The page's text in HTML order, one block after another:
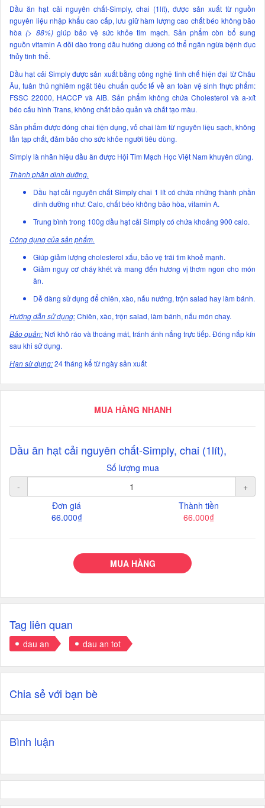
Dầu ăn hạt cải nguyên chất-Simply, chai (1lít), được sản xuất từ nguồn
nguyên liệu nhập khẩu cao cấp, lưu giữ hàm lượng cao chất béo không bão
hòa(> 88%)giúp bảo vệ sức khỏe tim mạch. Sản phẩm còn bổ sung
nguồn vitamin A dồi dào trong dầu hướng dương có thể ngăn ngừa bệnh đục
thủy tinh thể.
Dầu hạt cải Simply được sản xuất bằng công nghệ tinh chế hiện đại từ Châu
Âu, tuân thủ nghiêm ngặt tiêu chuẩn quốc tế về an toàn vệ sinh thực phẩm:
FSSC 22000, HACCP và AIB. Sản phẩm không chứa Cholesterol và a-xít
béo cấu hình Trans, không chất bảo quản và chất tạo màu.
Sản phẩm được đóng chai tiện dụng, vỏ chai làm từ nguyên liệu sạch, không
lẫn tạp chất, đảm bảo cho sức khỏe người tiêu dùng.
Simply là nhãn hiệu dầu ăn được Hội Tim Mạch Học Việt Nam khuyên dùng.
Thành phần dinh dưỡng.
Dầu hạt cải nguyên chất Simply chai 1 lít có chứa những thành phần
dinh dưỡng như: Calo, chất béo không bão hòa, vitamin A.
Trung bình trong 100g dầu hạt cải Simply có chứa khoảng 900 calo.
Công dụng của sản phẩm.
Giúp giảm lượng cholesterol xấu, bảo vệ trái tim khoẻ mạnh.
Giảm nguy cơ cháy khét và mang đến hương vị thơm ngon cho món
ăn.
Dễ dàng sử dụng để chiên, xào, nấu nướng, trộn salad hay làm bánh.
Hướng dẫn sử dụng:Chiên, xào, trộn salad, làm bánh, nấu món chay.
Bảo quản: Nơi khô ráo và thoáng mát, tránh ánh nắng trực tiếp. Đóng nắp kín
sau khi sử dụng.
Hạn sừ dụng:24 tháng kể từ ngày sản xuất
MUA HÀNG NHANH
Dầu ăn hạt cải nguyên chất-Simply, chai (1lít),
Số lượng mua
-
+
Đơn giá
66.000₫
Thành tiền
66.000₫
MUA HÀNG
Tag liên quan
dau an dau an tot
Chia sẻ với bạn bè
Bình luận